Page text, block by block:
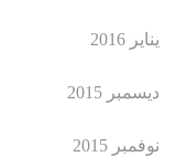
يناير 2016
ديسمبر 2015
نوفمبر 2015